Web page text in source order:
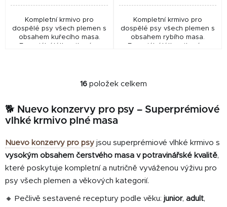
Kompletní krmivo pro
dospělé psy všech plemen s
obsahem kuřecího masa.
Kompletní krmivo pro
dospělé psy všech plemen s
obsahem rybího masa.
O
l
á
a
c
í
p
v
16 položek celkem
🐕 Nuevo konzervy pro psy – Superprémiové
vlhké krmivo plné masa
Nuevo konzervy pro psy jsou superprémiové vlhké krmivo s
vysokým obsahem čerstvého masa v potravinářské kvalitě,
které poskytuje kompletní a nutričně vyváženou výživu pro
psy všech plemen a věkových kategorií.
🔸 Pečlivě sestavené receptury podle věku: junior, adult,